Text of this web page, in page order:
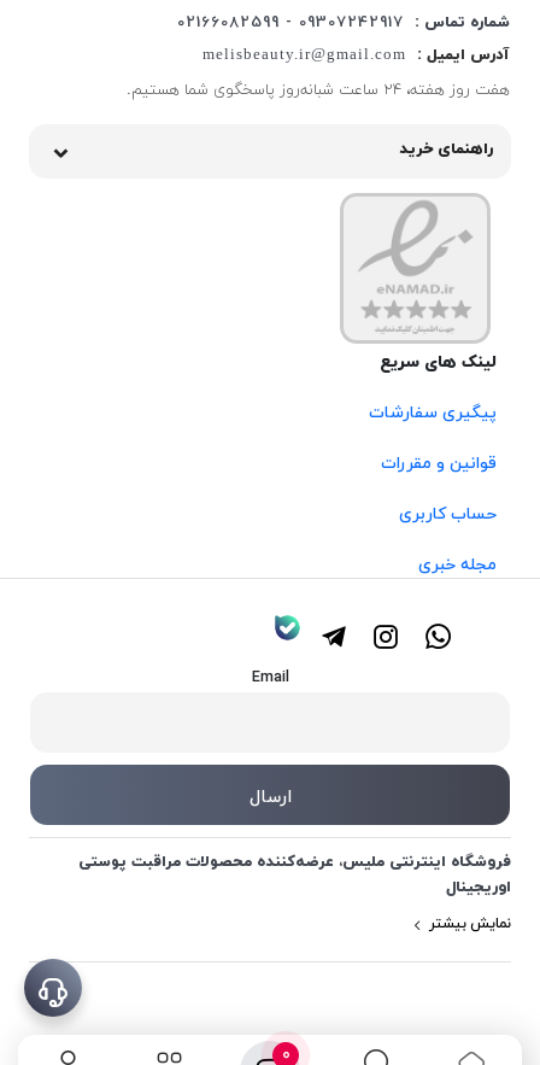
0
شماره تماس :
09307242917 - 02166082599
آدرس ایمیل :
melisbeauty.ir@gmail.com
هفت روز هفته، ۲۴ ساعت شبانه‌روز پاسخگوی شما هستیم.
راهنمای خرید
لینک های سریع
پیگیری سفارشات
قوانین و مقررات
حساب کاربری
مجله خبری
Email
فروشگاه اینترنتی ملیس، عرضه‌کننده محصولات مراقبت پوستی
اوریجینال
نمایش بیشتر